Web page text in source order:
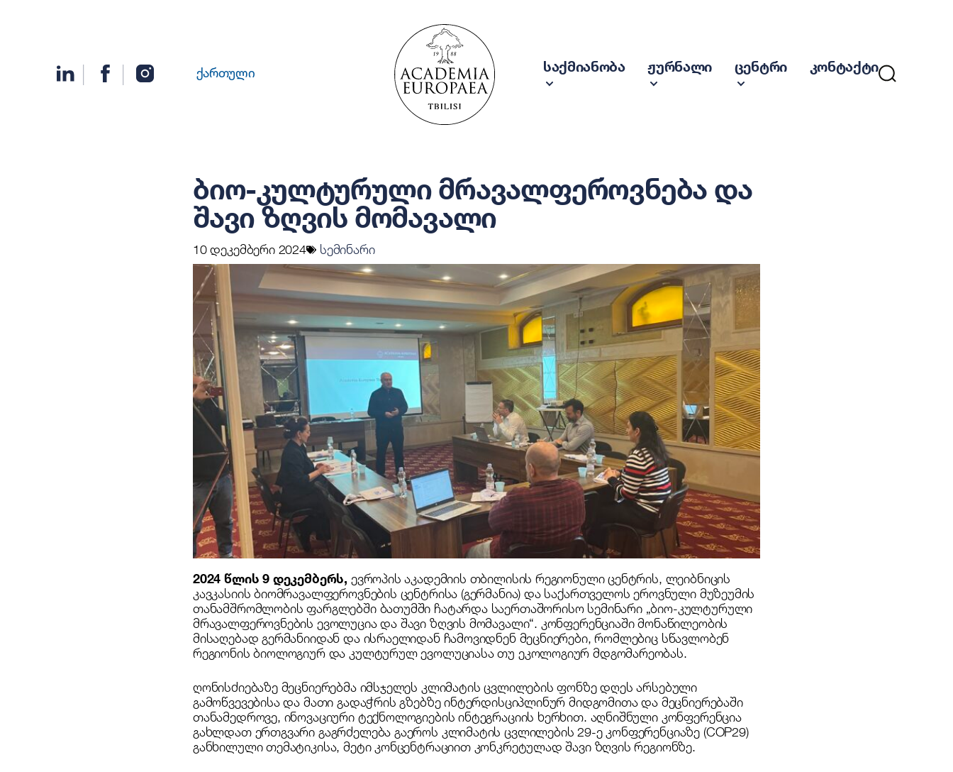
ქართული საქმიანობა ჟურნალი ცენტრი კონტაქტი
ბიო-კულტურული მრავალფეროვნება და
შავი ზღვის მომავალი
10 დეკემბერი 2024 სემინარი
2024 წლის 9 დეკემბერს, ევროპის აკადემიის თბილისის რეგიონული ცენტრის, ლეიბნიცის
კავკასიის ბიომრავალფეროვნების ცენტრისა (გერმანია) და საქართველოს ეროვნული მუზეუმის
თანამშრომლობის ფარგლებში ბათუმში ჩატარდა საერთაშორისო სემინარი „ბიო-კულტურული
მრავალფეროვნების ევოლუცია და შავი ზღვის მომავალი“. კონფერენციაში მონაწილეობის
მისაღებად გერმანიიდან და ისრაელიდან ჩამოვიდნენ მეცნიერები, რომლებიც სწავლობენ
რეგიონის ბიოლოგიურ და კულტურულ ევოლუციასა თუ ეკოლოგიურ მდგომარეობას.
ღონისძიებაზე მეცნიერებმა იმსჯელეს კლიმატის ცვლილების ფონზე დღეს არსებული
გამოწვევებისა და მათი გადაჭრის გზებზე ინტერდისციპლინურ მიდგომითა და მეცნიერებაში
თანამედროვე, ინოვაციური ტექნოლოგიების ინტეგრაციის ხერხით. აღნიშნული კონფერენცია
გახლდათ ერთგვარი გაგრძელება გაეროს კლიმატის ცვლილების 29-ე კონფერენციაზე (COP29)
განხილული თემატიკისა, მეტი კონცენტრაციით კონკრეტულად შავი ზღვის რეგიონზე.